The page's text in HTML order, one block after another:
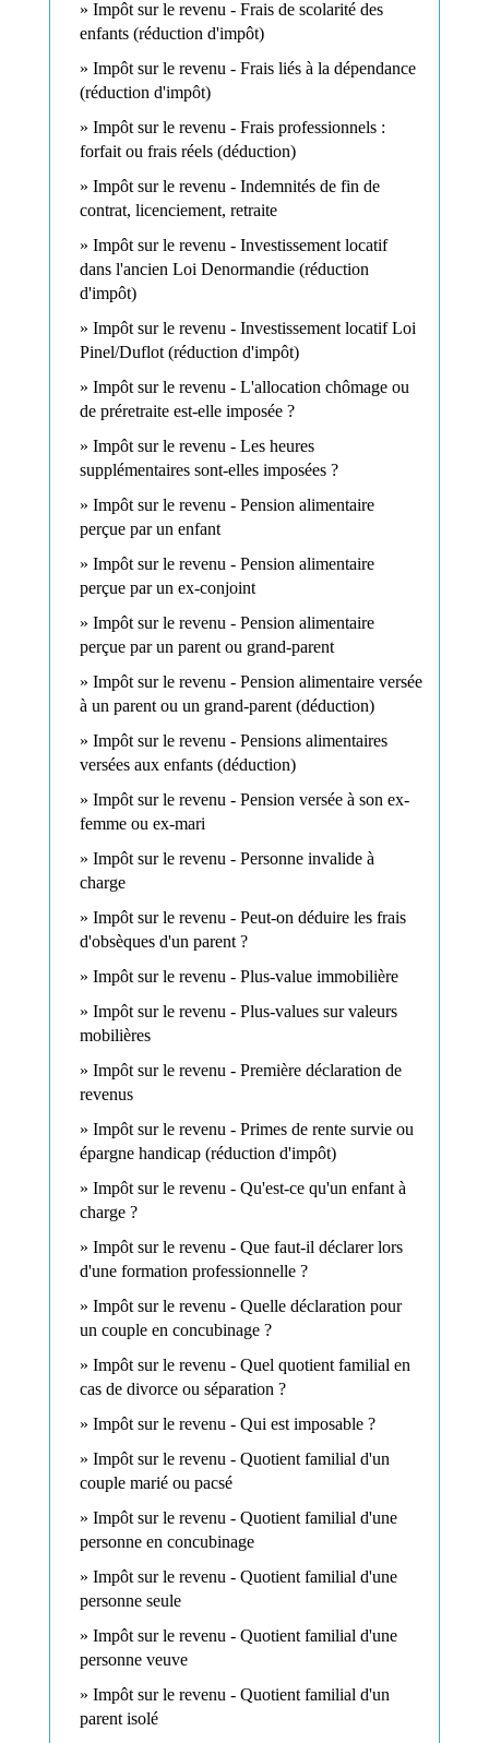
Impôt sur le revenu - Frais de scolarité des
enfants (réduction d'impôt)
Impôt sur le revenu - Frais liés à la dépendance
(réduction d'impôt)
Impôt sur le revenu - Frais professionnels :
forfait ou frais réels (déduction)
Impôt sur le revenu - Indemnités de fin de
contrat, licenciement, retraite
Impôt sur le revenu - Investissement locatif
dans l'ancien Loi Denormandie (réduction
d'impôt)
Impôt sur le revenu - Investissement locatif Loi
Pinel/Duflot (réduction d'impôt)
Impôt sur le revenu - L'allocation chômage ou
de préretraite est-elle imposée ?
Impôt sur le revenu - Les heures
supplémentaires sont-elles imposées ?
Impôt sur le revenu - Pension alimentaire
perçue par un enfant
Impôt sur le revenu - Pension alimentaire
perçue par un ex-conjoint
Impôt sur le revenu - Pension alimentaire
perçue par un parent ou grand-parent
Impôt sur le revenu - Pension alimentaire versée
à un parent ou un grand-parent (déduction)
Impôt sur le revenu - Pensions alimentaires
versées aux enfants (déduction)
Impôt sur le revenu - Pension versée à son ex-
femme ou ex-mari
Impôt sur le revenu - Personne invalide à
charge
Impôt sur le revenu - Peut-on déduire les frais
d'obsèques d'un parent ?
Impôt sur le revenu - Plus-value immobilière
Impôt sur le revenu - Plus-values sur valeurs
mobilières
Impôt sur le revenu - Première déclaration de
revenus
Impôt sur le revenu - Primes de rente survie ou
épargne handicap (réduction d'impôt)
Impôt sur le revenu - Qu'est-ce qu'un enfant à
charge ?
Impôt sur le revenu - Que faut-il déclarer lors
d'une formation professionnelle ?
Impôt sur le revenu - Quelle déclaration pour
un couple en concubinage ?
Impôt sur le revenu - Quel quotient familial en
cas de divorce ou séparation ?
Impôt sur le revenu - Qui est imposable ?
Impôt sur le revenu - Quotient familial d'un
couple marié ou pacsé
Impôt sur le revenu - Quotient familial d'une
personne en concubinage
Impôt sur le revenu - Quotient familial d'une
personne seule
Impôt sur le revenu - Quotient familial d'une
personne veuve
Impôt sur le revenu - Quotient familial d'un
parent isolé